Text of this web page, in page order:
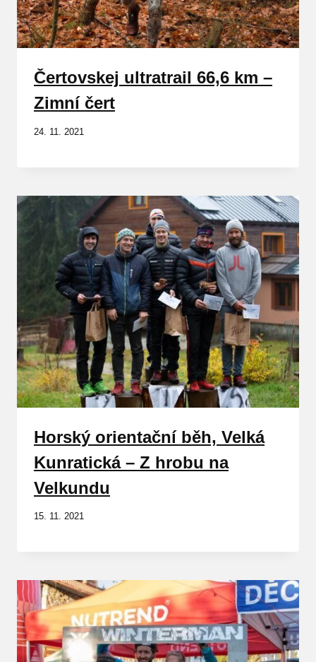
Čertovskej ultratrail 66,6 km –
Zimní čert
24. 11. 2021
Horský orientační běh, Velká
Kunratická – Z hrobu na
Velkundu
15. 11. 2021